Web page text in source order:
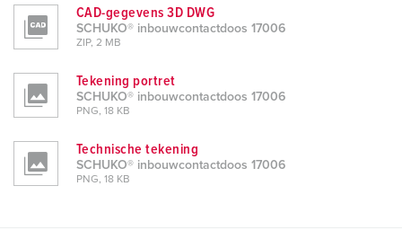
CAD-gegevens 3D DWG
SCHUKO® inbouwcontactdoos 17006
ZIP, 2 MB
Tekening portret
SCHUKO® inbouwcontactdoos 17006
PNG, 18 KB
Technische tekening
SCHUKO® inbouwcontactdoos 17006
PNG, 18 KB